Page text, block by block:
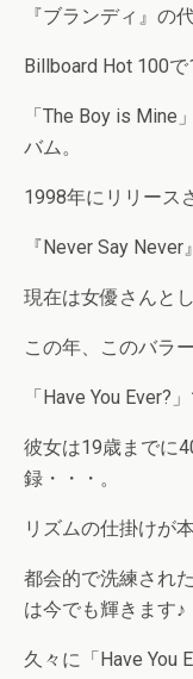
『ブランディ』の
Billboard Hot 100
「The Boy is
バム。
1998年にリリース
『Never Say Never』
現在は女優さんと
この年、このバラ
「Have You Ever?
彼女は19歳までに
録・・・。
リズムの仕掛けが
都会的で洗練され
は今でも輝きます♪
久々に「Have You